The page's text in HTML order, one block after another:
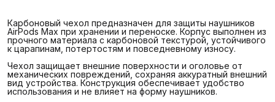
Карбоновый чехол предназначен для защиты наушников
AirPods Max при хранении и переноске. Корпус выполнен из
прочного материала с карбоновой текстурой, устойчивого
к царапинам, потертостям и повседневному износу.
Чехол защищает внешние поверхности и оголовье от
механических повреждений, сохраняя аккуратный внешний
вид устройства. Конструкция обеспечивает удобство
использования и не влияет на форму наушников.